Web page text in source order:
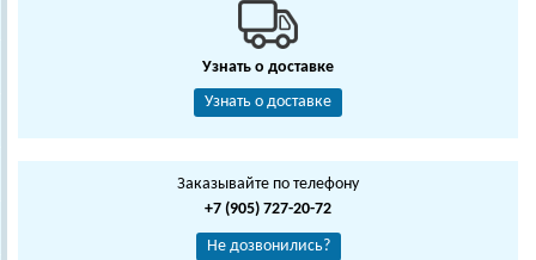
Узнать о доставке
Узнать о доставке
Заказывайте по телефону
+7 (905) 727-20-72
Не дозвонились?